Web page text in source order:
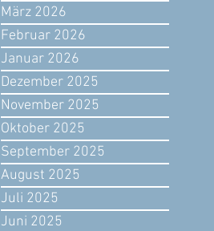
März 2026
Februar 2026
Januar 2026
Dezember 2025
November 2025
Oktober 2025
September 2025
August 2025
Juli 2025
Juni 2025